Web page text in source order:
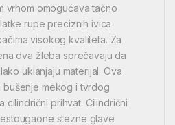
vrhom omogućava tačno
rupe preciznih ivica
visokog kvaliteta. Za
dva žleba sprečavaju da
uklanjaju materijal. Ova
mekog i tvrdog
cilindrični prihvat. Cilindrični
stezne glave